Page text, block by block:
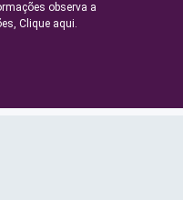
observa a
Clique aqui.